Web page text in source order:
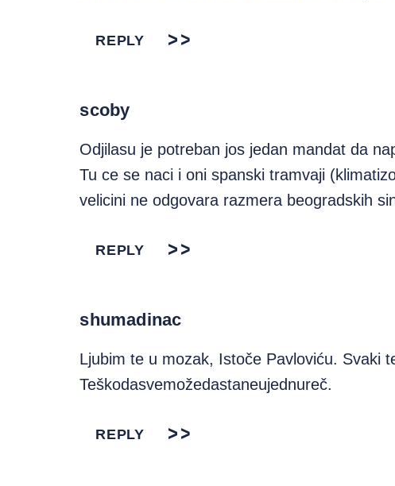
REPLY
scoby
Odjilasu je potreban jos jedan mandat da
Tu ce se naci i oni spanski tramvaji
velicini ne odgovara razmera beogradskih
REPLY
shumadinac
Ljubim te u mozak, Istoče Pavloviću. Svaki
Teškodasvemožedastaneujednureč.
REPLY